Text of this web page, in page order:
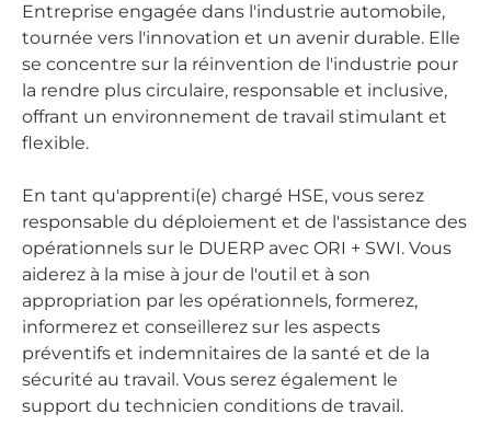
Entreprise engagée dans l'industrie automobile,
tournée vers l'innovation et un avenir durable. Elle
se concentre sur la réinvention de l'industrie pour
la rendre plus circulaire, responsable et inclusive,
offrant un environnement de travail stimulant et
flexible.
En tant qu'apprenti(e) chargé HSE, vous serez
responsable du déploiement et de l'assistance des
opérationnels sur le DUERP avec ORI + SWI. Vous
aiderez à la mise à jour de l'outil et à son
appropriation par les opérationnels, formerez,
informerez et conseillerez sur les aspects
préventifs et indemnitaires de la santé et de la
sécurité au travail. Vous serez également le
support du technicien conditions de travail.